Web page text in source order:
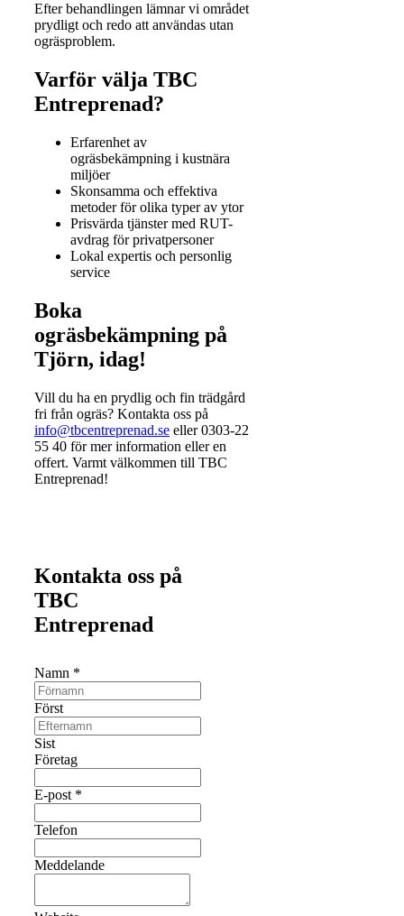
Efter behandlingen lämnar vi området
prydligt och redo att användas utan
ogräsproblem.
Varför välja TBC
Entreprenad?
Erfarenhet av
ogräsbekämpning i kustnära
miljöer
Skonsamma och effektiva
metoder för olika typer av ytor
Prisvärda tjänster med RUT-
avdrag för privatpersoner
Lokal expertis och personlig
service
Boka
ogräsbekämpning på
Tjörn, idag!
Vill du ha en prydlig och fin trädgård
fri från ogräs? Kontakta oss på
info@tbcentreprenad.se eller 0303-22
55 40 för mer information eller en
offert. Varmt välkommen till TBC
Entreprenad!
Kontakta oss på
TBC
Entreprenad
Namn *
Först
Sist
Företag
E-post *
Telefon
Meddelande